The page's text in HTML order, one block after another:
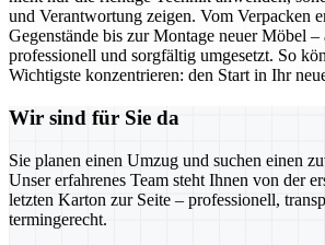
und Verantwortung zeigen. Vom Verpacken
Gegenstände bis zur Montage neuer Möbel –
professionell und sorgfältig umgesetzt. So
Wichtigste konzentrieren: den Start in Ihr
Wir sind für Sie da
Sie planen einen Umzug und suchen einen
Unser erfahrenes Team steht Ihnen von der
letzten Karton zur Seite – professionell,
termingerecht.